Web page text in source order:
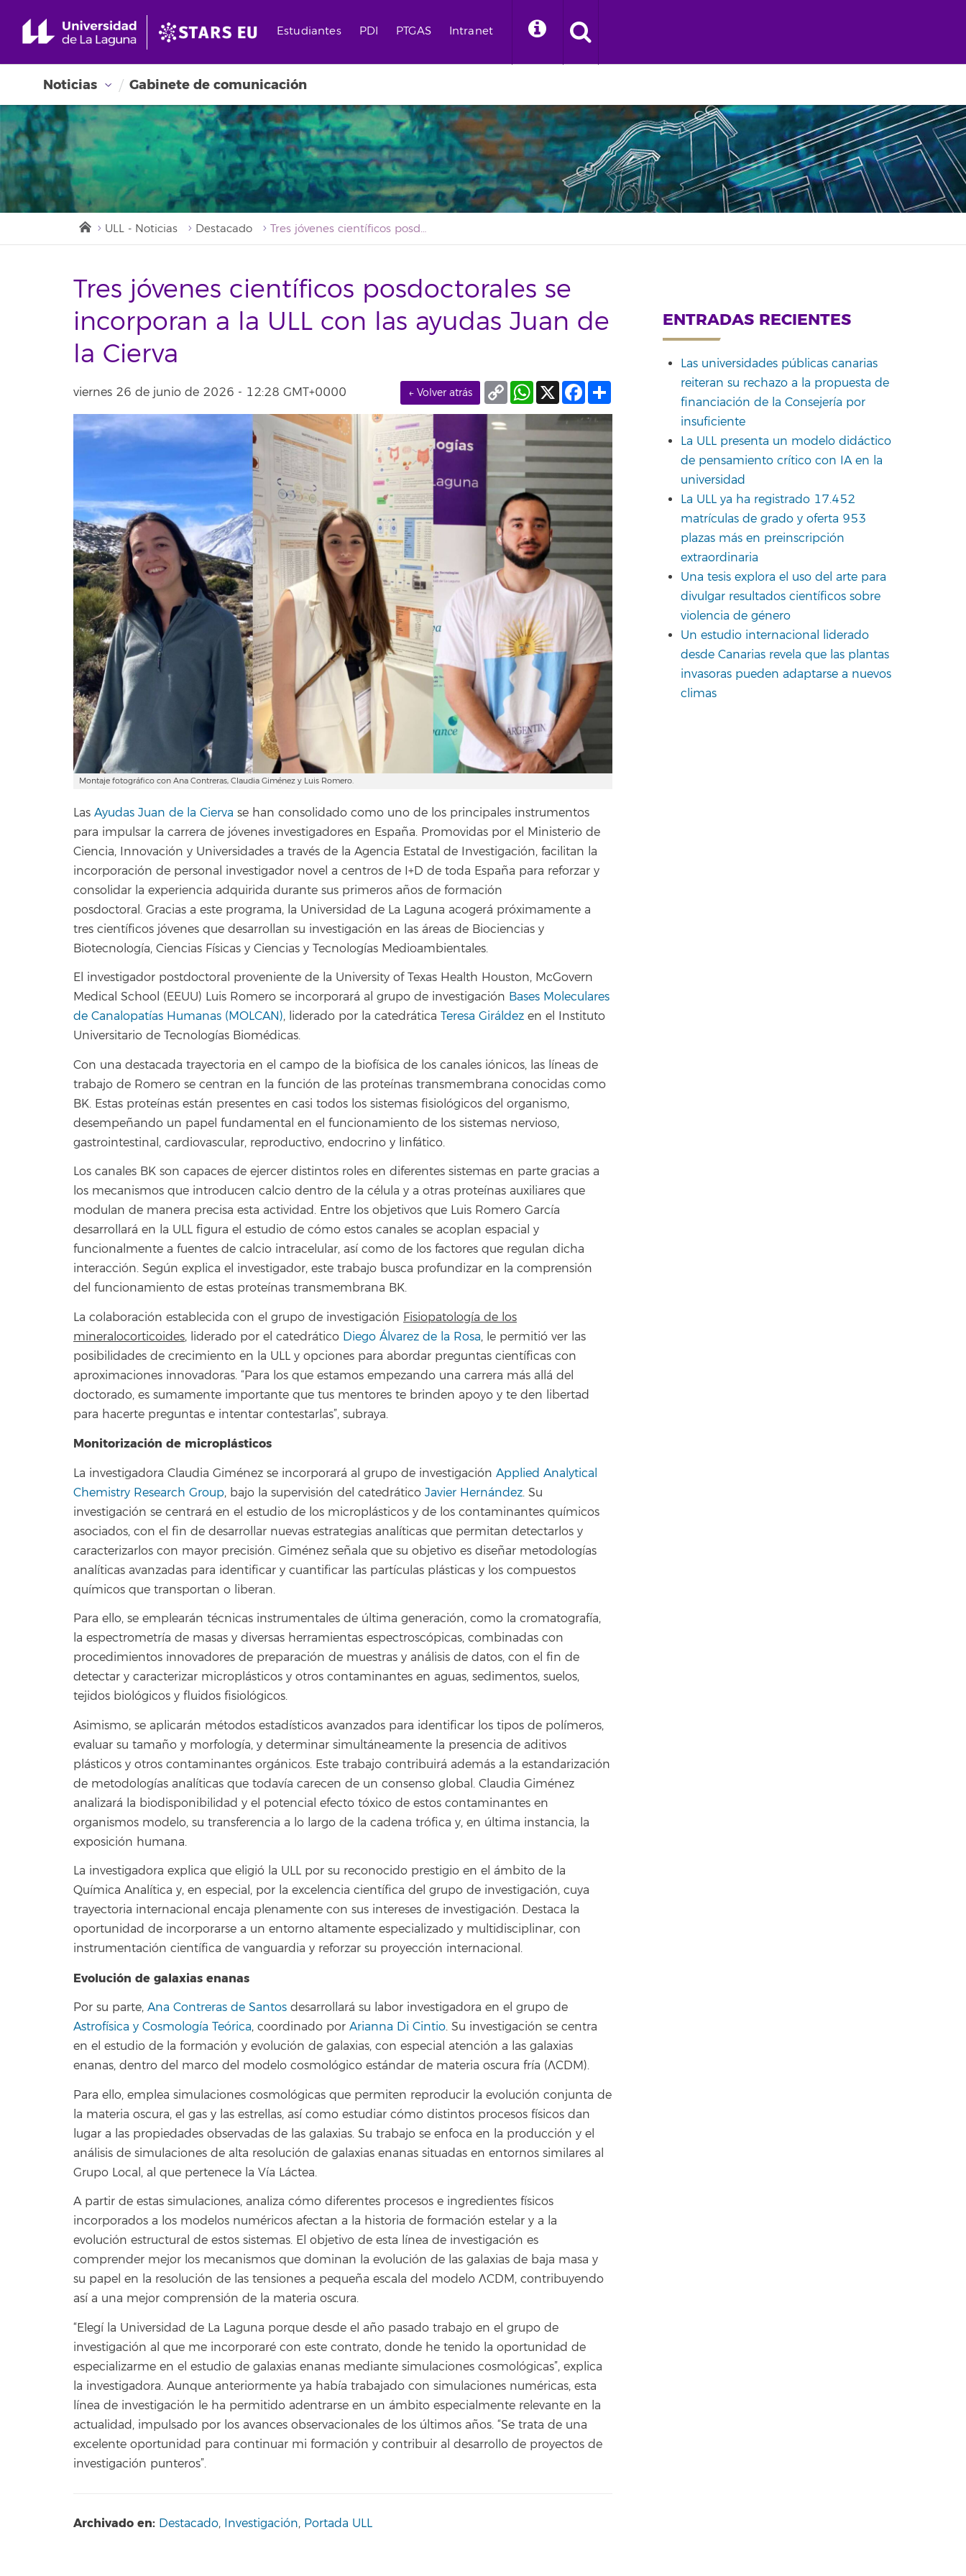
Estudiantes PDI PTGAS Intranet
Noticias Gabinete de comunicación
ULL - Noticias Destacado Tres jóvenes científicos posdoctorales se incorporan a la ULL con las ayudas Juan de la Cierva
Tres jóvenes científicos posdoctorales se
incorporan a la ULL con las ayudas Juan de
la Cierva
viernes 26 de junio de 2026 - 12:28 GMT+0000 ← Volver atrás Facebook
X
WhatsApp
Copy
Link
Montaje fotográfico con Ana Contreras, Claudia Giménez y Luis Romero.
Las Ayudas Juan de la Cierva se han consolidado como uno de los principales instrumentos
para impulsar la carrera de jóvenes investigadores en España. Promovidas por el Ministerio de
Ciencia, Innovación y Universidades a través de la Agencia Estatal de Investigación, facilitan la
incorporación de personal investigador novel a centros de I+D de toda España para reforzar y
consolidar la experiencia adquirida durante sus primeros años de formación
posdoctoral. Gracias a este programa, la Universidad de La Laguna acogerá próximamente a
tres científicos jóvenes que desarrollan su investigación en las áreas de Biociencias y
Biotecnología, Ciencias Físicas y Ciencias y Tecnologías Medioambientales.
El investigador postdoctoral proveniente de la University of Texas Health Houston, McGovern
Medical School (EEUU) Luis Romero se incorporará al grupo de investigación Bases Moleculares
de Canalopatías Humanas (MOLCAN), liderado por la catedrática Teresa Giráldez en el Instituto
Universitario de Tecnologías Biomédicas.
Con una destacada trayectoria en el campo de la biofísica de los canales iónicos, las líneas de
trabajo de Romero se centran en la función de las proteínas transmembrana conocidas como
BK. Estas proteínas están presentes en casi todos los sistemas fisiológicos del organismo,
desempeñando un papel fundamental en el funcionamiento de los sistemas nervioso,
gastrointestinal, cardiovascular, reproductivo, endocrino y linfático.
Los canales BK son capaces de ejercer distintos roles en diferentes sistemas en parte gracias a
los mecanismos que introducen calcio dentro de la célula y a otras proteínas auxiliares que
modulan de manera precisa esta actividad. Entre los objetivos que Luis Romero García
desarrollará en la ULL figura el estudio de cómo estos canales se acoplan espacial y
funcionalmente a fuentes de calcio intracelular, así como de los factores que regulan dicha
interacción. Según explica el investigador, este trabajo busca profundizar en la comprensión
del funcionamiento de estas proteínas transmembrana BK.
La colaboración establecida con el grupo de investigación Fisiopatología de los
mineralocorticoides, liderado por el catedrático Diego Álvarez de la Rosa, le permitió ver las
posibilidades de crecimiento en la ULL y opciones para abordar preguntas científicas con
aproximaciones innovadoras. “Para los que estamos empezando una carrera más allá del
doctorado, es sumamente importante que tus mentores te brinden apoyo y te den libertad
para hacerte preguntas e intentar contestarlas”, subraya.
Monitorización de microplásticos
La investigadora Claudia Giménez se incorporará al grupo de investigación Applied Analytical
Chemistry Research Group, bajo la supervisión del catedrático Javier Hernández. Su
investigación se centrará en el estudio de los microplásticos y de los contaminantes químicos
asociados, con el fin de desarrollar nuevas estrategias analíticas que permitan detectarlos y
caracterizarlos con mayor precisión. Giménez señala que su objetivo es diseñar metodologías
analíticas avanzadas para identificar y cuantificar las partículas plásticas y los compuestos
químicos que transportan o liberan.
Para ello, se emplearán técnicas instrumentales de última generación, como la cromatografía,
la espectrometría de masas y diversas herramientas espectroscópicas, combinadas con
procedimientos innovadores de preparación de muestras y análisis de datos, con el fin de
detectar y caracterizar microplásticos y otros contaminantes en aguas, sedimentos, suelos,
tejidos biológicos y fluidos fisiológicos.
Asimismo, se aplicarán métodos estadísticos avanzados para identificar los tipos de polímeros,
evaluar su tamaño y morfología, y determinar simultáneamente la presencia de aditivos
plásticos y otros contaminantes orgánicos. Este trabajo contribuirá además a la estandarización
de metodologías analíticas que todavía carecen de un consenso global. Claudia Giménez
analizará la biodisponibilidad y el potencial efecto tóxico de estos contaminantes en
organismos modelo, su transferencia a lo largo de la cadena trófica y, en última instancia, la
exposición humana.
La investigadora explica que eligió la ULL por su reconocido prestigio en el ámbito de la
Química Analítica y, en especial, por la excelencia científica del grupo de investigación, cuya
trayectoria internacional encaja plenamente con sus intereses de investigación. Destaca la
oportunidad de incorporarse a un entorno altamente especializado y multidisciplinar, con
instrumentación científica de vanguardia y reforzar su proyección internacional.
Evolución de galaxias enanas
Por su parte, Ana Contreras de Santos desarrollará su labor investigadora en el grupo de
Astrofísica y Cosmología Teórica, coordinado por Arianna Di Cintio. Su investigación se centra
en el estudio de la formación y evolución de galaxias, con especial atención a las galaxias
enanas, dentro del marco del modelo cosmológico estándar de materia oscura fría (ΛCDM).
Para ello, emplea simulaciones cosmológicas que permiten reproducir la evolución conjunta de
la materia oscura, el gas y las estrellas, así como estudiar cómo distintos procesos físicos dan
lugar a las propiedades observadas de las galaxias. Su trabajo se enfoca en la producción y el
análisis de simulaciones de alta resolución de galaxias enanas situadas en entornos similares al
Grupo Local, al que pertenece la Vía Láctea.
A partir de estas simulaciones, analiza cómo diferentes procesos e ingredientes físicos
incorporados a los modelos numéricos afectan a la historia de formación estelar y a la
evolución estructural de estos sistemas. El objetivo de esta línea de investigación es
comprender mejor los mecanismos que dominan la evolución de las galaxias de baja masa y
su papel en la resolución de las tensiones a pequeña escala del modelo ΛCDM, contribuyendo
así a una mejor comprensión de la materia oscura.
“Elegí la Universidad de La Laguna porque desde el año pasado trabajo en el grupo de
investigación al que me incorporaré con este contrato, donde he tenido la oportunidad de
especializarme en el estudio de galaxias enanas mediante simulaciones cosmológicas”, explica
la investigadora. Aunque anteriormente ya había trabajado con simulaciones numéricas, esta
línea de investigación le ha permitido adentrarse en un ámbito especialmente relevante en la
actualidad, impulsado por los avances observacionales de los últimos años. “Se trata de una
excelente oportunidad para continuar mi formación y contribuir al desarrollo de proyectos de
investigación punteros”.
Archivado en: Destacado, Investigación, Portada ULL
ENTRADAS RECIENTES
Las universidades públicas canarias
reiteran su rechazo a la propuesta de
financiación de la Consejería por
insuficiente
La ULL presenta un modelo didáctico
de pensamiento crítico con IA en la
universidad
La ULL ya ha registrado 17.452
matrículas de grado y oferta 953
plazas más en preinscripción
extraordinaria
Una tesis explora el uso del arte para
divulgar resultados científicos sobre
violencia de género
Un estudio internacional liderado
desde Canarias revela que las plantas
invasoras pueden adaptarse a nuevos
climas